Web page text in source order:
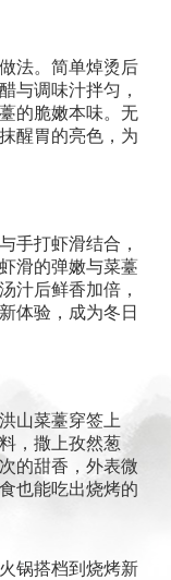
法。简单焯烫后
与调味汁拌匀，
的脆嫩本味。无
醒胃的亮色，为
手打虾滑结合，
滑的弹嫩与菜薹
汁后鲜香加倍，
体验，成为冬日
山菜薹穿签上
，撒上孜然葱
的甜香，外表微
也能吃出烧烤的
锅搭档到烧烤新